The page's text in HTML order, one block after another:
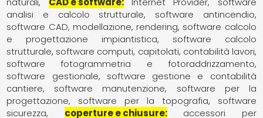
analisi e calcolo strutturale
software antincendio
software CAD, modellazione, rendering software calcolo
e progettazione impiantistica
software calcolo
strutturale software computi, capitolati, contabilità lavori
software fotogrammetria e fotoraddrizzamento
software gestionale
software gestione e contabilità
cantiere
software manutenzione
software per la
progettazione
software per la topografia
software
sicurezza
coperture e chiusure
accessori per